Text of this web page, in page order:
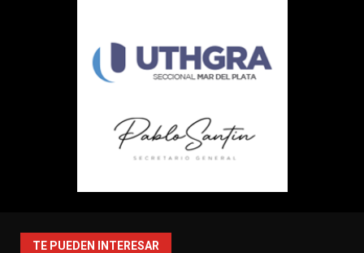
TE PUEDEN INTERESAR